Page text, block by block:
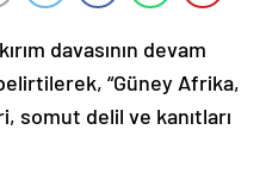
davasının devam
“Güney Afrika,
somut delil ve kanıtları